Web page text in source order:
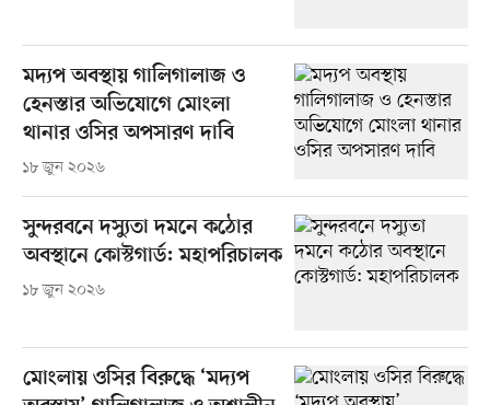
মদ্যপ অবস্থায় গালিগালাজ ও
হেনস্তার অভিযোগে মোংলা
থানার ওসির অপসারণ দাবি
১৮ জুন ২০২৬
সুন্দরবনে দস্যুতা দমনে কঠোর
অবস্থানে কোস্টগার্ড: মহাপরিচালক
১৮ জুন ২০২৬
মোংলায় ওসির বিরুদ্ধে ‘মদ্যপ